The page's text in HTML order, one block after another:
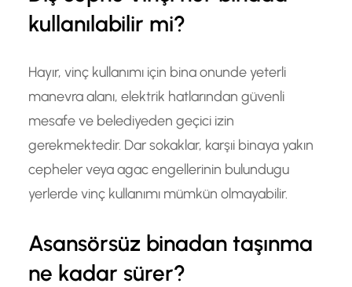
kullanılabilir mi?
Hayır, vinç kullanımı için bina onunde yeterli
manevra alanı, elektrik hatlarından güvenli
mesafe ve belediyeden geçici izin
gerekmektedir. Dar sokaklar, karşıi binaya yakın
cepheler veya agac engellerinin bulundugu
yerlerde vinç kullanımı mümkün olmayabilir.
Asansörsüz binadan taşınma
ne kadar sürer?